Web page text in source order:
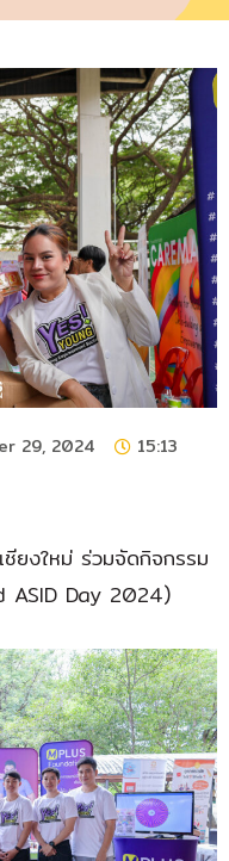
29, 2024 15:13
ยงใหม่ ร่วมจัดกิจกรรม
ASID Day 2024)